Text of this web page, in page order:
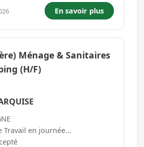
les clients - Gérer le
des rayons -
marchandises et ...
En savoir plus
Ménage & Sanitaires
(H/F)
Travail en journée...